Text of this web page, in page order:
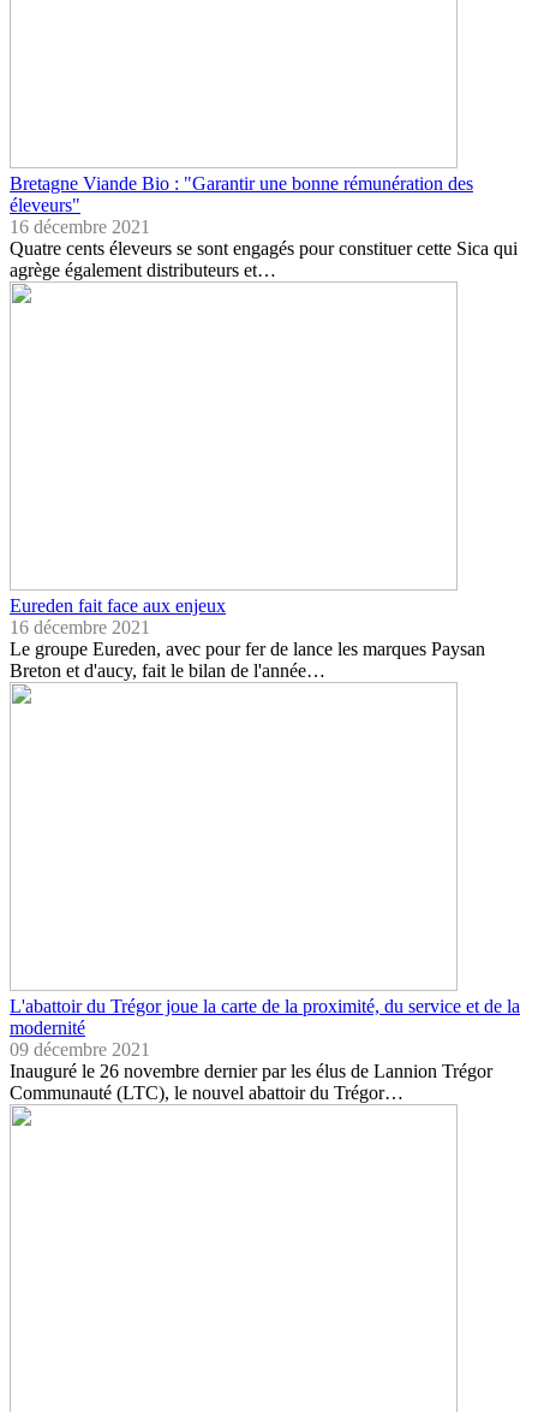
Bretagne Viande Bio : "Garantir une bonne rémunération des
éleveurs"
16 décembre 2021
Quatre cents éleveurs se sont engagés pour constituer cette Sica qui
agrège également distributeurs et…
Eureden fait face aux enjeux
16 décembre 2021
Le groupe Eureden, avec pour fer de lance les marques Paysan
Breton et d'aucy, fait le bilan de l'année…
L'abattoir du Trégor joue la carte de la proximité, du service et de la
modernité
09 décembre 2021
Inauguré le 26 novembre dernier par les élus de Lannion Trégor
Communauté (LTC), le nouvel abattoir du Trégor…